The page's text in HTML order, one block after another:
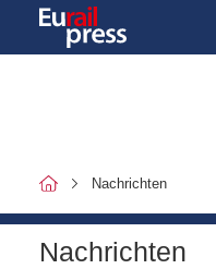
Nachrichten
Nachrichten